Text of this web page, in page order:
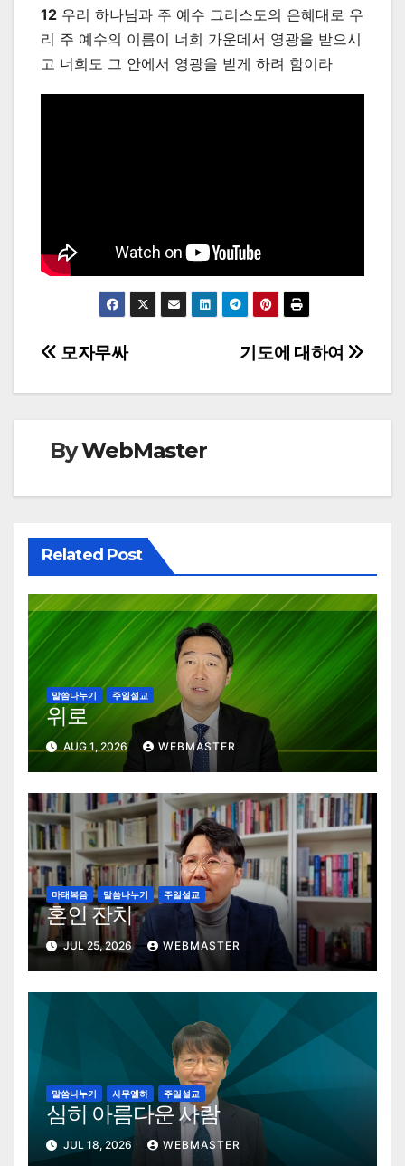
12 우리 하나님과 주 예수 그리스도의 은혜대로 우
리 주 예수의 이름이 너희 가운데서 영광을 받으시
고 너희도 그 안에서 영광을 받게 하려 함이라
Post
navigation
기도에 대하여
모자무싸
ByWebMaster
Related Post
말씀나누기 주일설교
위로
AUG 1, 2026 WEBMASTER
마태복음 말씀나누기 주일설교
혼인 잔치
JUL 25, 2026 WEBMASTER
말씀나누기 사무엘하 주일설교
심히 아름다운 사람
JUL 18, 2026 WEBMASTER